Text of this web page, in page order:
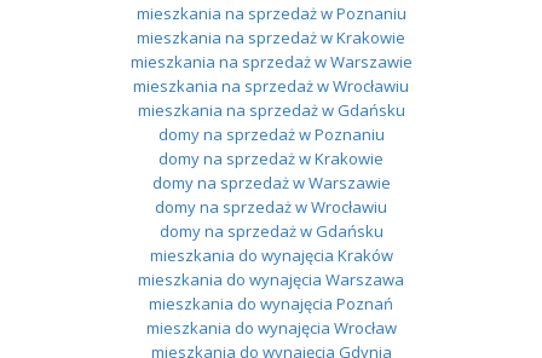
mieszkania na sprzedaż w Poznaniu
mieszkania na sprzedaż w Krakowie
mieszkania na sprzedaż w Warszawie
mieszkania na sprzedaż w Wrocławiu
mieszkania na sprzedaż w Gdańsku
domy na sprzedaż w Poznaniu
domy na sprzedaż w Krakowie
domy na sprzedaż w Warszawie
domy na sprzedaż w Wrocławiu
domy na sprzedaż w Gdańsku
mieszkania do wynajęcia Kraków
mieszkania do wynajęcia Warszawa
mieszkania do wynajęcia Poznań
mieszkania do wynajęcia Wrocław
mieszkania do wynajęcia Gdynia